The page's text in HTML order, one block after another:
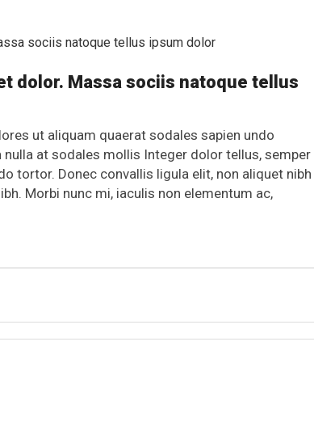
dolor. Massa sociis natoque tellus
ut aliquam quaerat sodales sapien undo
at sodales mollis Integer dolor tellus, semper
tortor. Donec convallis ligula elit, non aliquet nibh
Morbi nunc mi, iaculis non elementum ac,